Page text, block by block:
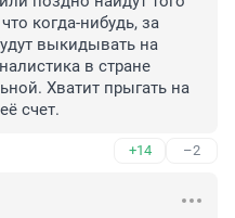
когда-нибудь, за
выкидывать на
в стране
Хватит прыгать на
счет.
+14 –2